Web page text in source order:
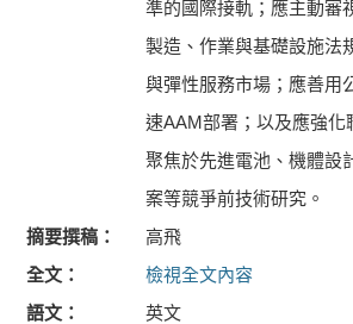
準的國際接軌；應主動審
製造、作業與基礎設施法
與彈性服務市場；應善用
速AAM部署；以及應強化
聚焦於先進電池、機體設
案等競爭前技術研究。
摘要撰稿
高飛
全文
檢視全文內容
語文
英文